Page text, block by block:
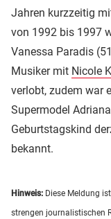
Jahren kurzzeitig
von 1992 bis 1997
Vanessa Paradis
Musiker mit Nicole
verlobt, zudem war
Supermodel
Geburtstagskind
bekannt.
Hinweis: Diese Meldung
strengen journalistischen